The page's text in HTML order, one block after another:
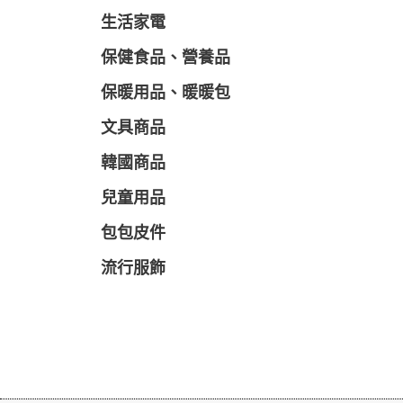
生活家電
保健食品、營養品
保暖用品、暖暖包
文具商品
韓國商品
兒童用品
包包皮件
流行服飾